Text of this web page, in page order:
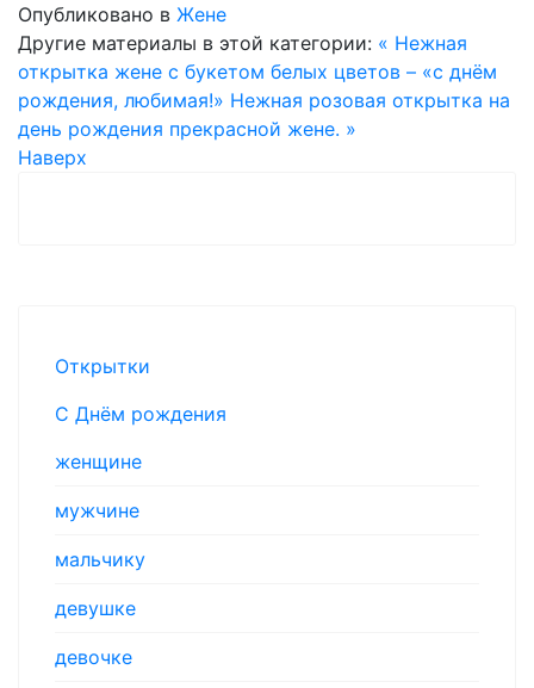
Опубликовано в Жене
Другие материалы в этой категории: « Нежная
открытка жене с букетом белых цветов – «с днём
рождения, любимая!» Нежная розовая открытка на
день рождения прекрасной жене. »
Наверх
Открытки
С Днём рождения
женщине
мужчине
мальчику
девушке
девочке